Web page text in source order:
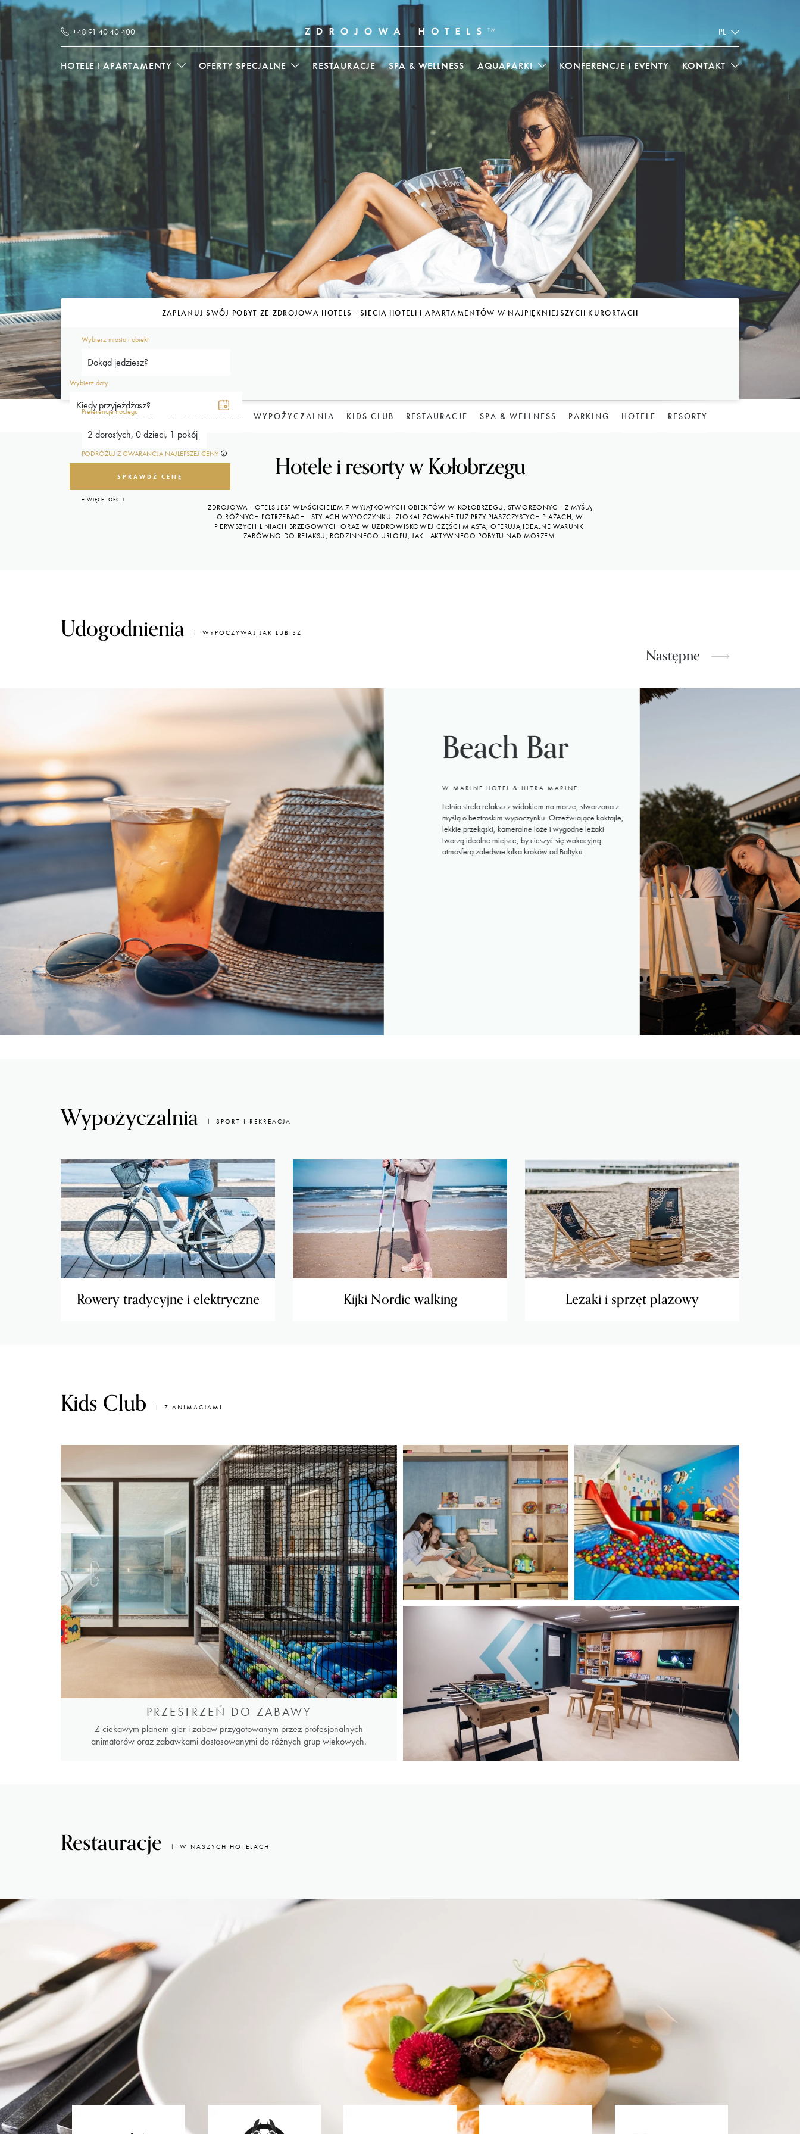
+48 91 40 40 400 PL
HOTELE I APARTAMENTY OFERTY SPECJALNE RESTAURACJE SPA & WELLNESS AQUAPARKI KONFERENCJE I EVENTY KONTAKT
ZAPLANUJ SWÓJ POBYT ZE ZDROJOWA HOTELS - SIECIĄ HOTELI I APARTAMENTÓW W NAJPIĘKNIEJSZYCH KURORTACH
Wybierz miasto i obiekt
Dokąd jedziesz?
Wybierz daty
Preferencje noclegu
2 dorosłych, 0 dzieci, 1 pokój
PODRÓŻUJ Z GWARANCJĄ NAJLEPSZEJ CENY
SPRAWDŹ CENĘ
+ WIĘCEJ OPCJI
LOKALIZACJE WYPOŻYCZALNIA KIDS CLUB RESTAURACJE SPA & WELLNESS PARKING HOTELE RESORTY
Hotele i resorty w Kołobrzegu
ZDROJOWA HOTELS JEST WŁAŚCICIELEM 7 WYJĄTKOWYCH OBIEKTÓW W KOŁOBRZEGU, STWORZONYCH Z MYŚLĄ
O RÓŻNYCH POTRZEBACH I STYLACH WYPOCZYNKU. ZLOKALIZOWANE TUŻ PRZY PIASZCZYSTYCH PLAŻACH, W
PIERWSZYCH LINIACH BRZEGOWYCH ORAZ W UZDROWISKOWEJ CZĘŚCI MIASTA, OFERUJĄ IDEALNE WARUNKI
ZARÓWNO DO RELAKSU, RODZINNEGO URLOPU, JAK I AKTYWNEGO POBYTU NAD MORZEM.
Udogodnienia WYPOCZYWAJ JAK LUBISZ
Następne
Beach Bar
W MARINE HOTEL & ULTRA MARINE
Letnia strefa relaksu z widokiem na morze, stworzona z
myślą o beztroskim wypoczynku. Orzeźwiające koktajle,
lekkie przekąski, kameralne loże i wygodne leżaki
tworzą idealne miejsce, by cieszyć się wakacyjną
atmosferą zaledwie kilka kroków od Bałtyku.
Wypożyczalnia SPORT I REKREACJA
Rowery tradycyjne i elektryczne Kijki Nordic walking Leżaki i sprzęt plażowy
Kids Club Z ANIMACJAMI
PRZESTRZEŃ DO ZABAWY
Z ciekawym planem gier i zabaw przygotowanym przez profesjonalnych
animatorów oraz zabawkami dostosowanymi do różnych grup wiekowych.
Restauracje W NASZYCH HOTELACH